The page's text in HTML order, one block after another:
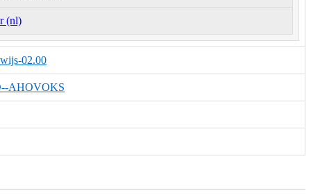
(nl)
02.00
AHOVOKS